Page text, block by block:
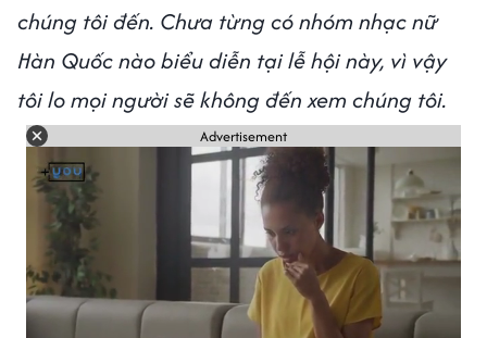
chúng tôi đến. Chưa từng có nhóm nhạc nữ
Hàn Quốc nào biểu diễn tại lễ hội này, vì vậy
tôi lo mọi người sẽ không đến xem chúng tôi.
Advertisement